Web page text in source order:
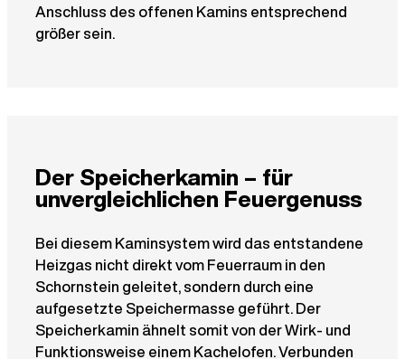
Anschluss des offenen Kamins entsprechend
größer sein.
Der Speicherkamin – für
unvergleichlichen Feuergenuss
Bei diesem Kaminsystem wird das entstandene
Heizgas nicht direkt vom Feuerraum in den
Schornstein geleitet, sondern durch eine
aufgesetzte Speichermasse geführt. Der
Speicherkamin ähnelt somit von der Wirk- und
Funktionsweise einem Kachelofen. Verbunden